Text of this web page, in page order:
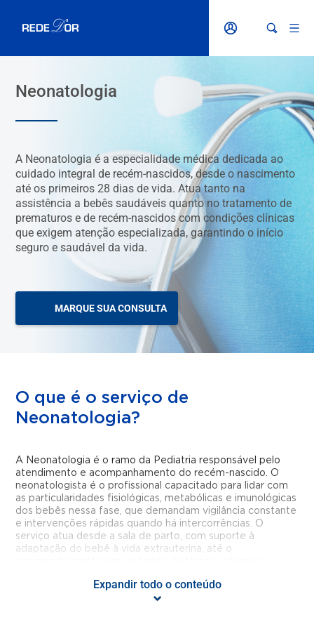
Neonatologia
A Neonatologia é a especialidade médica dedicada ao
cuidado integral de recém-nascidos, desde o nascimento
até os primeiros 28 dias de vida. Atua tanto na
assistência a bebês saudáveis quanto no tratamento de
prematuros e de recém-nascidos com condições clínicas
que exigem atenção especializada, garantindo o início
seguro e saudável da vida.
MARQUE SUA CONSULTA
O que é o serviço de
Neonatologia?
A Neonatologia é o ramo da Pediatria responsável pelo
atendimento e acompanhamento do recém-nascido. O
neonatologista é o profissional capacitado para lidar com
as particularidades fisiológicas, metabólicas e imunológicas
dos bebês nessa fase, que demandam vigilância constante
e intervenções rápidas quando há intercorrências. O
serviço atua desde a sala de parto, com suporte à
adaptação do bebê à vida extrauterina, até o
Expandir todo o conteúdo